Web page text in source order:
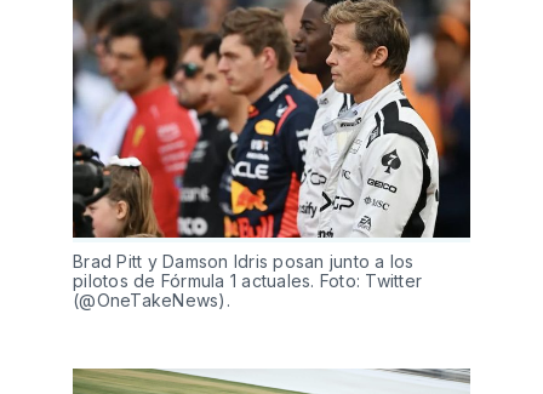
Brad Pitt y Damson Idris posan junto a los
pilotos de Fórmula 1 actuales. Foto: Twitter
(@OneTakeNews).